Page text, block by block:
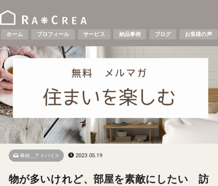
ホーム プロフィール サービス 納品事例 ブログ お客様の声
事例＿アドバイス 2023.05.19
物が多いけれど、部屋を素敵にしたい 訪